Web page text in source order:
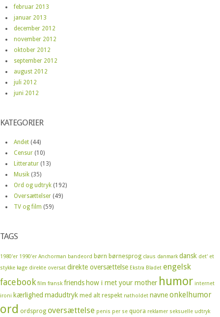
februar 2013
januar 2013
december 2012
november 2012
oktober 2012
september 2012
august 2012
juli 2012
juni 2012
KATEGORIER
Andet (44)
Censur (10)
Litteratur (13)
Musik (35)
Ord og udtryk (192)
Oversættelser (49)
TV og film (59)
TAGS
1980'er 1990'er Anchorman bandeord børn børnesprog claus danmark dansk det' et
stykke kage direkte oversat direkte oversættelse Ekstra Bladet engelsk
facebook film fransk friends how i met your mother humor internet
ironi kærlighed madudtryk med alt respekt natholdet navneonkelhumor
ord ordsprog oversættelse penis per se quora reklamer seksuelle udtryk